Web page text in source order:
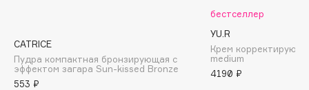
BORK
Brunello Cucinelli
Bvlgari
CATRICE
Пудра компактная бронзирующая с
эффектом загара Sun-kissed Bronze
553 ₽
бестселлер
YU.R
Крем
medium
4190 ₽